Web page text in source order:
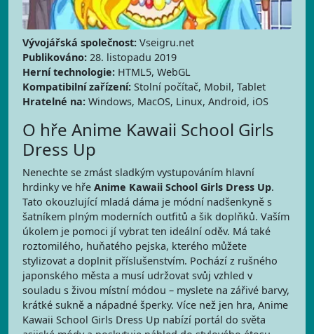
Vývojářská společnost: Vseigru.net
Publikováno: 28. listopadu 2019
Herní technologie: HTML5, WebGL
Kompatibilní zařízení: Stolní počítač, Mobil, Tablet
Hratelné na: Windows, MacOS, Linux, Android, iOS
O hře Anime Kawaii School Girls
Dress Up
Nenechte se zmást sladkým vystupováním hlavní
hrdinky ve hře Anime Kawaii School Girls Dress Up.
Tato okouzlující mladá dáma je módní nadšenkyně s
šatníkem plným moderních outfitů a šik doplňků. Vaším
úkolem je pomoci jí vybrat ten ideální oděv. Má také
roztomilého, huňatého pejska, kterého můžete
stylizovat a doplnit příslušenstvím. Pochází z rušného
japonského města a musí udržovat svůj vzhled v
souladu s živou místní módou – myslete na zářivé barvy,
krátké sukně a nápadné šperky. Více než jen hra, Anime
Kawaii School Girls Dress Up nabízí portál do světa